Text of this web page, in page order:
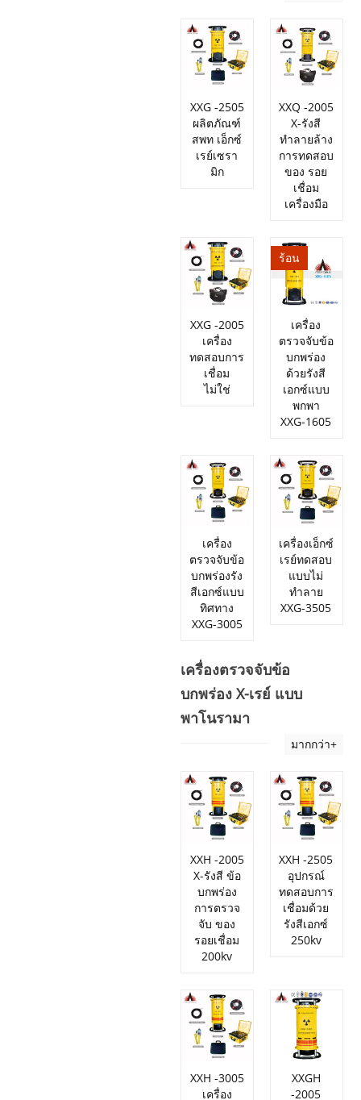
XXG -2505
ผลิตภัณฑ์
สพท เอ็กซ์
เรย์เซรา
มิก
XXQ -2005
X-รังสี
ทำลายล้าง
การทดสอบ
ของ รอย
เชื่อม
เครื่องมือ
XXG -2005
เครื่อง
ทดสอบการ
เชื่อม
ไม่ใช่
ร้อน
เครื่อง
ตรวจจับข้อ
บกพร่อง
ด้วยรังสี
เอกซ์แบบ
พกพา
XXG-1605
เครื่อง
ตรวจจับข้อ
บกพร่องรัง
สีเอกซ์แบบ
ทิศทาง
XXG-3005
เครื่องเอ็กซ์
เรย์ทดสอบ
แบบไม่
ทำลาย
XXG-3505
เครื่องตรวจจับข้อ
บกพร่อง X-เรย์ แบบ
พาโนรามา
มากกว่า+
XXH -2005
X-รังสี ข้อ
บกพร่อง
การตรวจ
จับ ของ
รอยเชื่อม
200kv
XXH -2505
อุปกรณ์
ทดสอบการ
เชื่อมด้วย
รังสีเอกซ์
250kv
XXH -3005
เครื่อง
XXGH
-2005